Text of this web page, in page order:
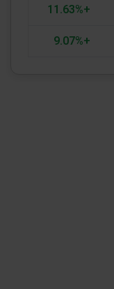
+11.63%
+9.07%